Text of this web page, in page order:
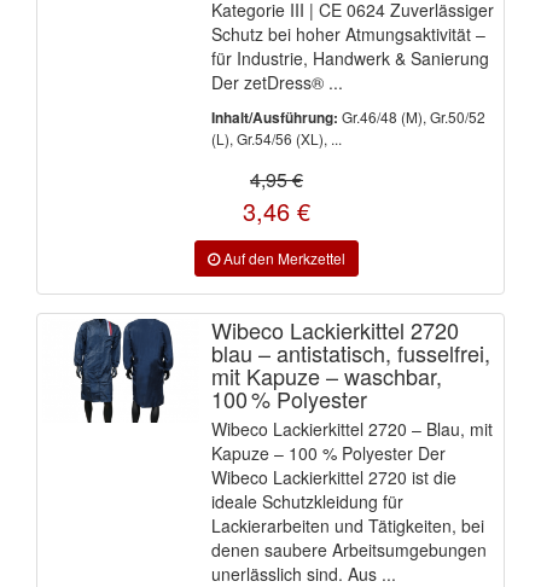
Kategorie III | CE 0624 Zuverlässiger
Schutz bei hoher Atmungsaktivität –
für Industrie, Handwerk & Sanierung
Der zetDress® ...
Inhalt/Ausführung: Gr.46/48 (M), Gr.50/52
(L), Gr.54/56 (XL), ...
4,95 €
3,46 €
Wibeco Lackierkittel 2720
blau – antistatisch, fusselfrei,
mit Kapuze – waschbar,
100 % Polyester
Wibeco Lackierkittel 2720 – Blau, mit
Kapuze – 100 % Polyester Der
Wibeco Lackierkittel 2720 ist die
ideale Schutzkleidung für
Lackierarbeiten und Tätigkeiten, bei
denen saubere Arbeitsumgebungen
unerlässlich sind. Aus ...